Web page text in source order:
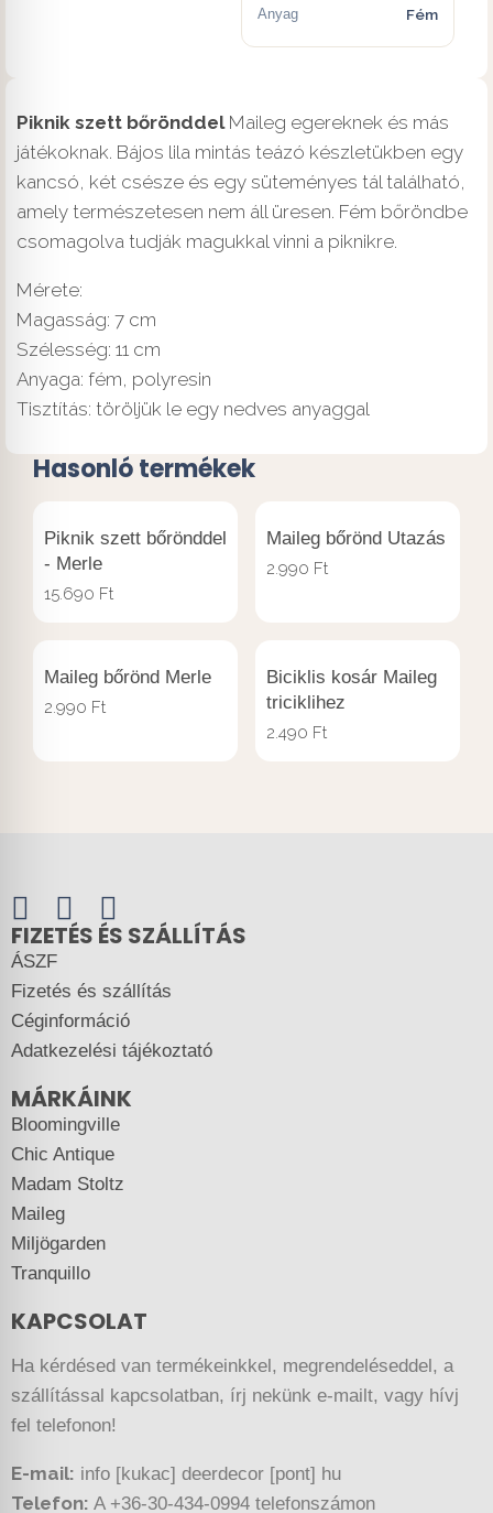
Anyag Fém
Piknik szett bőrönddelMaileg egereknek és más
játékoknak. Bájos lila mintás teázó készletükben egy
kancsó, két csésze és egy süteményes tál található,
amely természetesen nem áll üresen. Fém bőröndbe
csomagolva tudják magukkal vinni a piknikre.
Mérete:
Magasság: 7 cm
Szélesség: 11 cm
Anyaga: fém, polyresin
Tisztítás: töröljük le egy nedves anyaggal
Hasonló termékek
Piknik szett bőrönddel
- Merle
15.690 Ft
Maileg bőrönd Utazás
2.990 Ft
Maileg bőrönd Merle
2.990 Ft
Biciklis kosár Maileg
triciklihez
2.490 Ft
FIZETÉS ÉS SZÁLLÍTÁS
ÁSZF
Fizetés és szállítás
Céginformáció
Adatkezelési tájékoztató
MÁRKÁINK
Bloomingville
Chic Antique
Madam Stoltz
Maileg
Miljögarden
Tranquillo
KAPCSOLAT
Ha kérdésed van termékeinkkel, megrendeléseddel, a
szállítással kapcsolatban, írj nekünk e-mailt, vagy hívj
fel telefonon!
E-mail: info [kukac] deerdecor [pont] hu
Telefon: A +36-30-434-0994 telefonszámon